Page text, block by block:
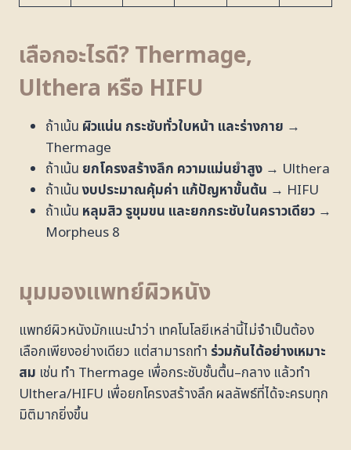
เลือกอะไรดี? Thermage,
Ulthera หรือ HIFU
ถ้าเน้น ผิวแน่น กระชับทั่วใบหน้า และร่างกาย →
Thermage
ถ้าเน้น ยกโครงสร้างลึก ความแม่นยำสูง → Ulthera
ถ้าเน้นงบประมาณคุ้มค่า แก้ปัญหาขั้นต้น → HIFU
ถ้าเน้น หลุมสิว รูขุมขน และยกกระชับในคราวเดียว →
Morpheus 8
มุมมองแพทย์ผิวหนัง
แพทย์ผิวหนังมักแนะนำว่า เทคโนโลยีเหล่านี้ไม่จำเป็นต้อง
เลือกเพียงอย่างเดียว แต่สามารถทำ ร่วมกันได้อย่างเหมาะ
สม เช่น ทำ Thermage เพื่อกระชับชั้นตื้น–กลาง แล้วทำ
Ulthera/HIFU เพื่อยกโครงสร้างลึก ผลลัพธ์ที่ได้จะครบทุก
มิติมากยิ่งขึ้น